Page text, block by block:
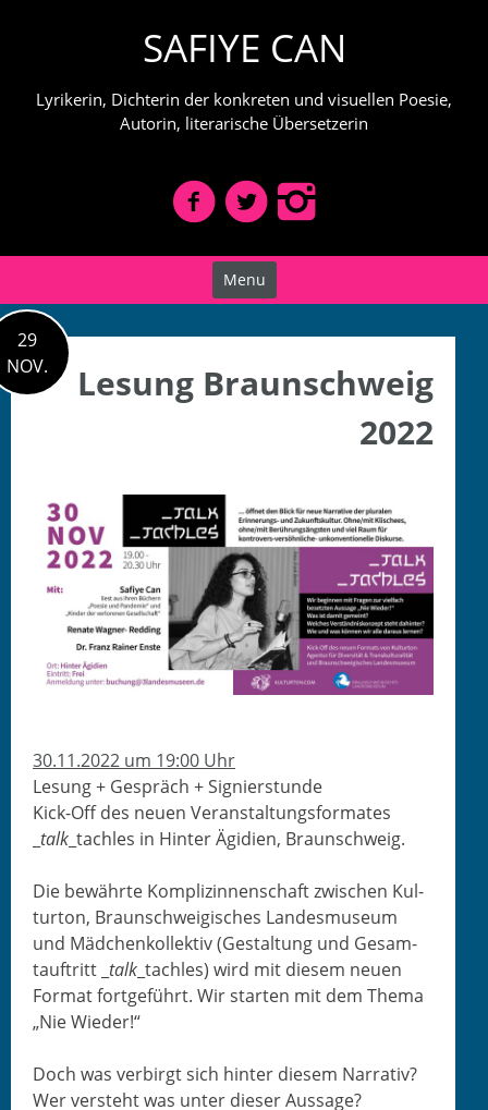
SAFIYE CAN
Lyrikerin, Dichterin der konkreten und visuellen Poesie,
Autorin, literarische Übersetzerin
Menu
29
NOV.
Lesung Braunschweig
2022
30.11.2022 um 19:00 Uhr
Lesung + Gespräch + Signierstunde
Kick-Off des neuen Ver­anstal­tungs­for­mates
talk _tachles in Hin­ter Ägi­di­en, Braunschweig.
Die bewährte Kom­plizin­nen­schaft zwis­chen Kul­
tur­ton, Braun­schweigis­ches Lan­desmu­se­um
und Mäd­chenkollek­tiv (Gestal­tung und Gesam­
tauftritt _ talk _tachles) wird mit diesem neuen
For­mat fort­ge­führt. Wir starten mit dem The­ma
„Nie Wieder!“
Doch was ver­birgt sich hin­ter diesem Nar­ra­tiv?
Wer ver­ste­ht was unter dieser Aussage?